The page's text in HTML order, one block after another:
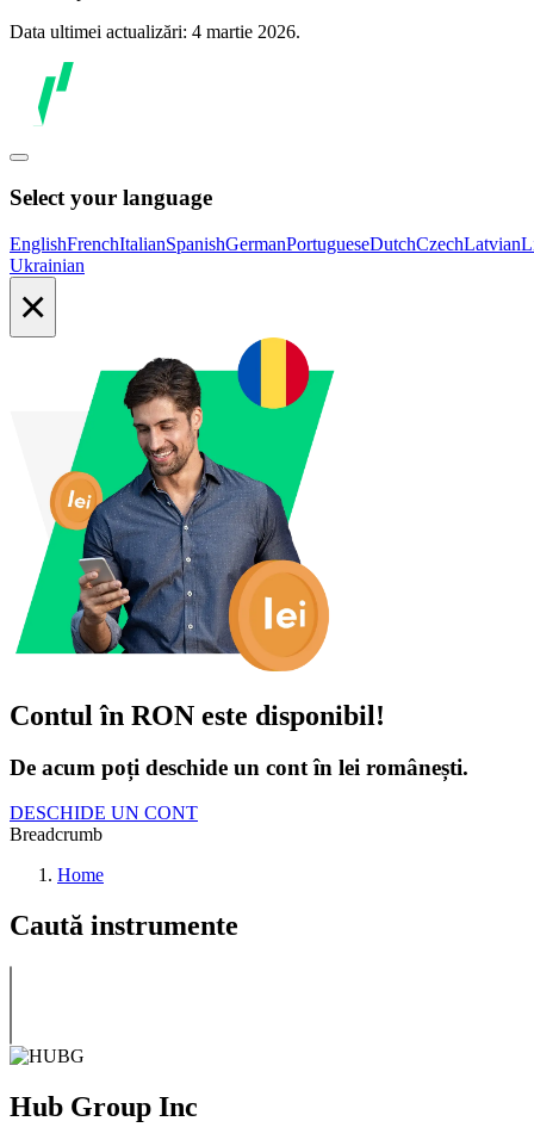
Data ultimei actualizări: 4 martie 2026.
Select your language
EnglishFrenchItalianSpanishGermanPortugueseDutchCzechLatvian
Ukrainian
×
Contul în RON este disponibil!
De acum poți deschide un cont în lei românești.
DESCHIDE UN CONT
Breadcrumb
Home
Caută instrumente
Hub Group Inc